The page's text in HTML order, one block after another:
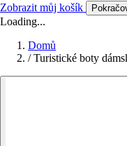
Zobrazit můj košík
Loading...
Domů
/ Turistické boty